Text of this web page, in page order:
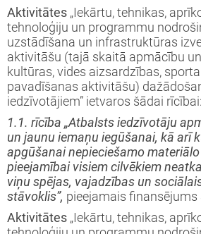
Aktivitātes „Iekārtu, tehnikas,
tehnoloģiju un pro­grammu
uzstādīšana un infrastruktūras
aktivitāšu (tajā skaitā apmācību
kultūras, vides aizsardzības,
pavadīšanas aktivitāšu)
iedzīvotājiem” ietvaros šādai rīcībai:
1.1. rīcība „Atbalsts iedzīvotāju
un jaunu iemaņu iegūšanai, kā arī
apgūšanai nepieciešamo
pieejamībai visiem cilvēkiem
viņu spējas, vajadzības un
stāvoklis”, pieejamais finansējums
Aktivitātes „Iekārtu, tehnikas,